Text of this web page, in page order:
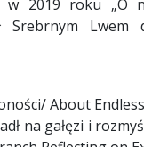
w 2019 roku „O
Srebrnym Lwem
About
na gałęzi i